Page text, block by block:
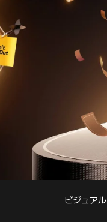
ビジュアル